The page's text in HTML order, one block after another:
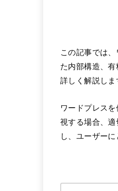
この記事では
た内部構造、
詳しく解説しま
ワードプレス
視する場合、
し、ユーザー